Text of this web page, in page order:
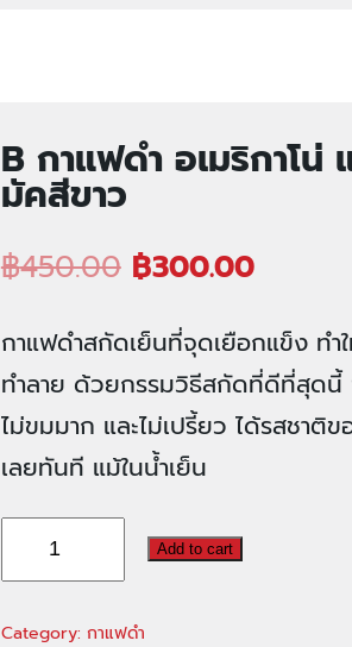
B กาแฟดำ อเมริกาโ
มัคสีขาว
฿450.00 ฿300.00
กาแฟดำสกัดเย็นที่จุดเยือกแข็ง ทำ
ทำลาย ด้วยกรรมวิธีสกัดที่ดีที่สุดนี้
ไม่ขมมาก และไม่เปรี้ยว ได้รสชา
เลยทันที แม้ในน้ำเย็น
กาแฟ
ดำ
Add to cart
Category: กาแฟดำ